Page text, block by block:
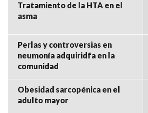
Tratamiento de la HTA en el
asma
Perlas y controversias en
neumonía adquiridfa en la
comunidad
Obesidad sarcopénica en el
adulto mayor